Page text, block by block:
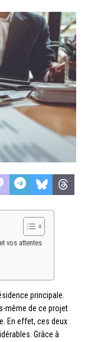
vos attentes
principale.
même de ce projet
En effet, ces deux
Grâce à